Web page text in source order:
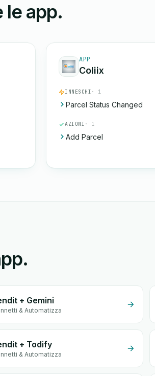
le app.
APP
Coliix
INNESCHI · 1
Parcel Status Changed
AZIONI · 1
Add Parcel
+ Gemini
& Automatizza
+ Todify
& Automatizza